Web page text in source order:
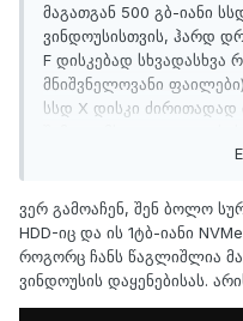
მაგათგან 500 გბ-იანი
ვინდოუსისთვის, ჰარდ
F დისკებად სხვადასხვა
მნიშვნელოვანი
სსდ X დისკი ძირითადად
დრაივი არ ჩანს,
გამოვაჩინე , ესეიგი
წოდებულ ‘’partition’’ -
ყველაფერი, ჰარდ
შესაძლებელი, ეგ უფრო
ვერ გამოაჩენ, შენ ბოლო
HDD-იც და ის 1ტბ-იანი
როგორც ჩანს წაგლიშლია
ვინდოუსის დაყენებისას.